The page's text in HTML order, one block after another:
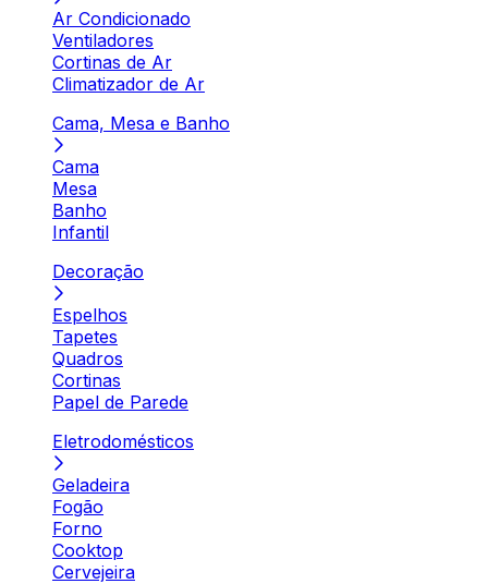
Ar Condicionado
Ventiladores
Cortinas de Ar
Climatizador de Ar
Cama, Mesa e Banho
Cama
Mesa
Banho
Infantil
Decoração
Espelhos
Tapetes
Quadros
Cortinas
Papel de Parede
Eletrodomésticos
Geladeira
Fogão
Forno
Cooktop
Cervejeira